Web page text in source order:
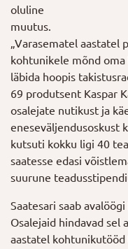
oluline
muutus.
„Varasematel aastatel
kohtunikele mõnd
läbida hoopis
69 produtsent Kaspar
osalejate nutikust ja
eneseväljendusoskust
kutsuti kokku ligi 40
saatesse edasi
suurune
Saatesari saab
Osalejaid hindavad sel
aastatel